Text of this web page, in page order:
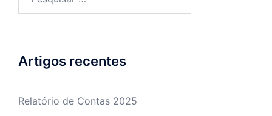
Artigos recentes
Relatório de Contas 2025